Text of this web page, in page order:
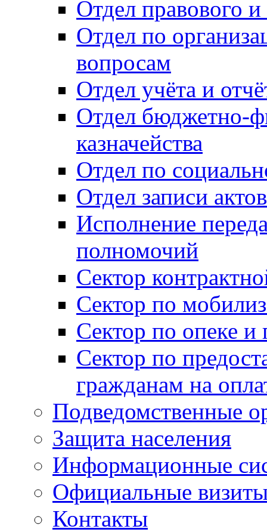
Отдел правового
Отдел по
вопросам
Отдел учёта и
Отдел бюджетно-
казначейства
Отдел по
Отдел записи
Исполнение
полномочий
Сектор
Сектор по
Сектор по опеке и
Сектор по
гражданам на
Подведомственные
Защита населения
Информационные
Официальные
Контакты